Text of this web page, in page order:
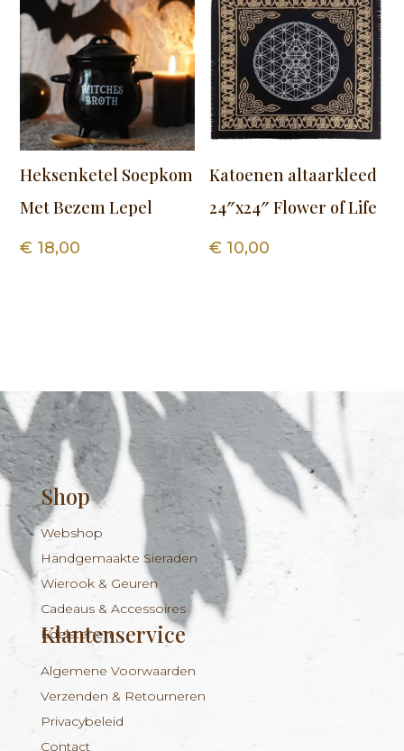
Heksenketel Soepkom
Met Bezem Lepel
€ 18,00
Katoenen altaarkleed
24″x24″ Flower of Life
€ 10,00
Shop
Webshop
Handgemaakte Sieraden
Wierook & Geuren
Cadeaus & Accessoires
Edelstenen
Klantenservice
Algemene Voorwaarden
Verzenden & Retourneren
Privacybeleid
Contact